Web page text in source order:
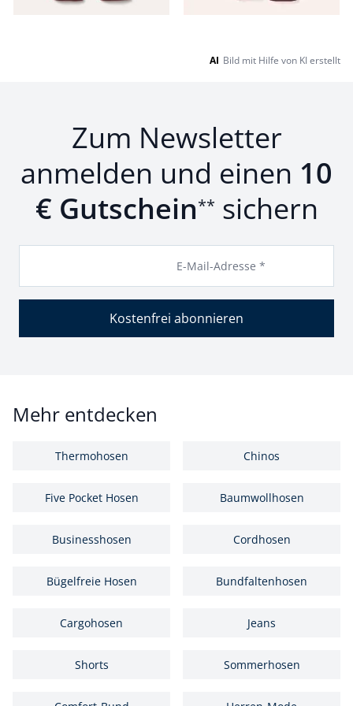
AI Bild mit Hilfe von KI erstellt
Zum Newsletter
anmelden und einen 10
€ Gutschein** sichern
E-Mail-Adresse *
Kostenfrei abonnieren
Mehr entdecken
Thermohosen Chinos
Five Pocket Hosen Baumwollhosen
Businesshosen Cordhosen
Bügelfreie Hosen Bundfaltenhosen
Cargohosen Jeans
Shorts Sommerhosen